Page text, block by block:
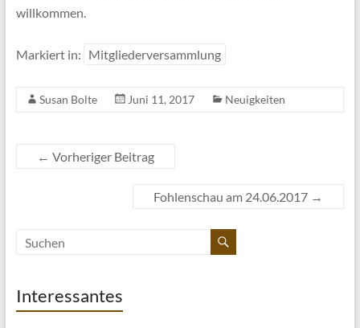
willkommen.
Markiert in: Mitgliederversammlung
Susan Bolte Juni 11, 2017 Neuigkeiten
← Vorheriger Beitrag
Fohlenschau am 24.06.2017 →
Interessantes